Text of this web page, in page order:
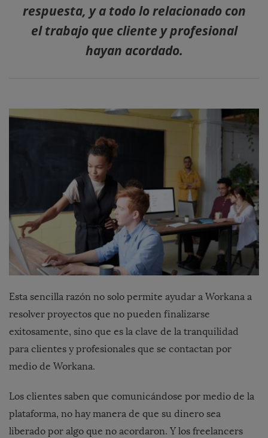
respuesta, y a todo lo relacionado con
el trabajo que cliente y profesional
hayan acordado.
Esta sencilla razón no solo permite ayudar a Workana a
resolver proyectos que no pueden finalizarse
exitosamente, sino que es la clave de la tranquilidad
para clientes y profesionales que se contactan por
medio de Workana.
Los clientes saben que comunicándose por medio de la
plataforma, no hay manera de que su dinero sea
liberado por algo que no acordaron. Y los freelancers